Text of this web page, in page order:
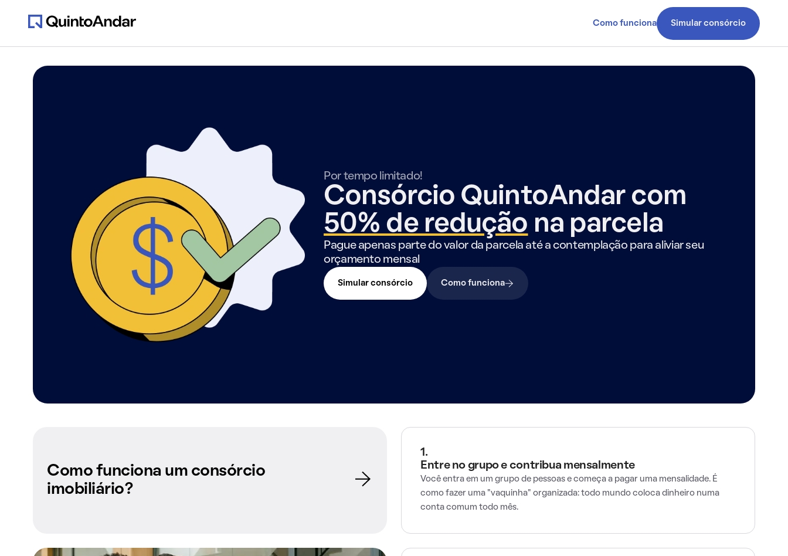
Como funciona Simular consórcio
Por tempo limitado!
Consórcio QuintoAndar com
50% de redução na parcela
Pague apenas parte do valor da parcela até a contemplação para aliviar seu
orçamento mensal
Simular consórcio Como funciona
Como funciona um consórcio
imobiliário?
1.
Entre no grupo e contribua mensalmente
Você entra em um grupo de pessoas e começa a pagar uma mensalidade. É
como fazer uma "vaquinha" organizada: todo mundo coloca dinheiro numa
conta comum todo mês.